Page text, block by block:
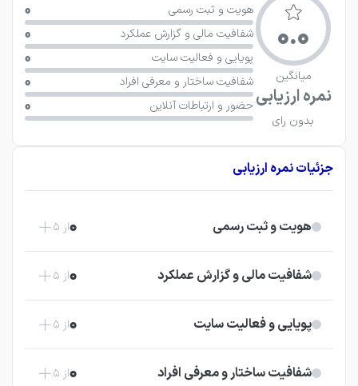
0.0
میانگین
نمره ارزیابی
بدون رای
هویت و ثبت رسمی 0
شفافیت مالی و گزارش عملکرد 0
پویایی و فعالیت سایت 0
شفافیت ساختار و معرفی افراد 0
حضور و ارتباطات آنلاین 0
جزئیات نمره ارزیابی
هویت و ثبت رسمی 0از 5
شفافیت مالی و گزارش عملکرد 0از 5
پویایی و فعالیت سایت 0از 5
شفافیت ساختار و معرفی افراد 0از 5